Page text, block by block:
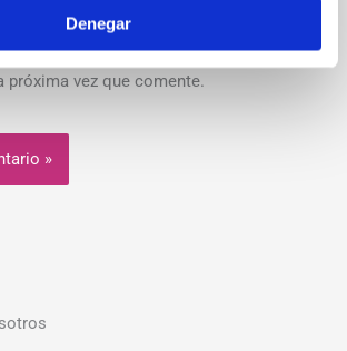
Denegar
correo electrónico y web en este
próxima vez que comente.